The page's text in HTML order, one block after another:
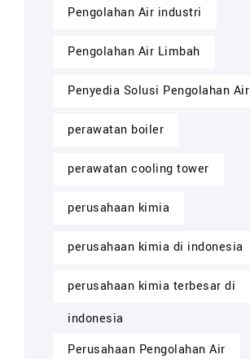
Pengolahan Air industri
Pengolahan Air Limbah
Penyedia Solusi Pengolahan Air
perawatan boiler
perawatan cooling tower
perusahaan kimia
perusahaan kimia di indonesia
perusahaan kimia terbesar di
indonesia
Perusahaan Pengolahan Air